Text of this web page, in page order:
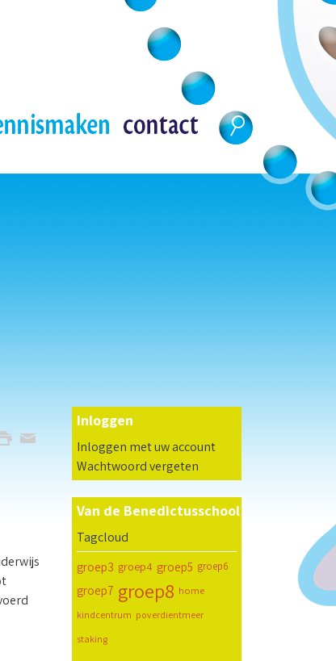
Inloggen
Inloggen met uw account
Wachtwoord vergeten
Van de Benedictusschool
Tagcloud
groep3 groep4 groep5 groep6
groep7 groep8 home
kindcentrum poverdientmeer
staking